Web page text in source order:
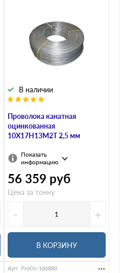
Проволока канатная
оцинкованная
10Х17Н13М2Т 2,5 мм
В наличии
Показать
информацию
56 359 руб
Цена за тонну
- +
В КОРЗИНУ
Арт. ProOc-186880